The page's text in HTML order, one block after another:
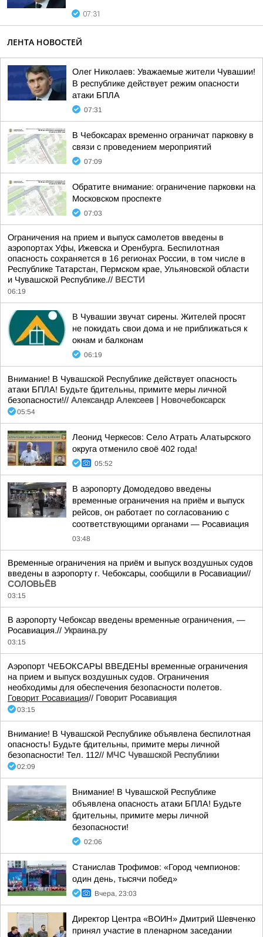
07:31
ЛЕНТА НОВОСТЕЙ
Олег Николаев: Уважаемые жители Чувашии!
В республике действует режим опасности
атаки БПЛА
07:31
В Чебоксарах временно ограничат парковку в
связи с проведением мероприятий
07:09
Обратите внимание: ограничение парковки на
Московском проспекте
07:03
Ограничения на прием и выпуск самолетов введены в
аэропортах Уфы, Ижевска и Оренбурга. Беспилотная
опасность сохраняется в 16 регионах России, в том числе в
Республике Татарстан, Пермском крае, Ульяновской области
и Чувашской Республике.// ВЕСТИ
06:19
В Чувашии звучат сирены. Жителей просят
не покидать свои дома и не приближаться к
окнам и балконам
06:19
Внимание! В Чувашской Республике действует опасность
атаки БПЛА! Будьте бдительны, примите меры личной
безопасности!// Александр Алексеев | Новочебоксарск
05:54
Леонид Черкесов: Село Атрать Алатырского
округа отменило своё 402 года!
05:52
В аэропорту Домодедово введены
временные ограничения на приём и выпуск
рейсов, он работает по согласованию с
соответствующими органами — Росавиация
03:48
Временные ограничения на приём и выпуск воздушных судов
введены в аэропорту г. Чебоксары, сообщили в Росавиации//
СОЛОВЬЁВ
03:15
В аэропорту Чебоксар введены временные ограничения, —
Росавиация.// Украина.ру
03:15
Аэропорт ЧЕБОКСАРЫ ВВЕДЕНЫ временные ограничения
на прием и выпуск воздушных судов. Ограничения
необходимы для обеспечения безопасности полетов.
Говорит Росавиация// Говорит Росавиация
03:15
Внимание! В Чувашской Республике объявлена беспилотная
опасность! Будьте бдительны, примите меры личной
безопасности! Тел. 112// МЧС Чувашской Республики
02:09
Внимание! В Чувашской Республике
объявлена опасность атаки БПЛА! Будьте
бдительны, примите меры личной
безопасности!
02:06
Станислав Трофимов: «Город чемпионов:
один день, тысячи побед»
Вчера, 23:03
Директор Центра «ВОИН» Дмитрий Шевченко
принял участие в пленарном заседании